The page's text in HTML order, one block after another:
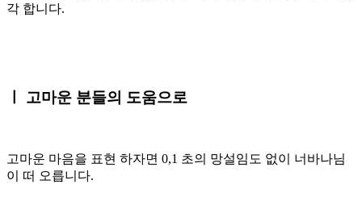
각 합니다.
ㅣ 고마운 분들의 도움으로
고마운 마음을 표현 하자면 0,1 초의 망설임도 없이 너바나님
이 떠 오릅니다.